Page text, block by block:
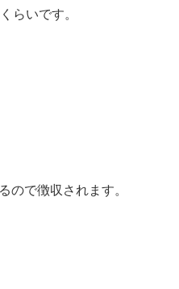
らいです。
ので徴収されます。